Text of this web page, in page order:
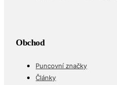
Obchod
Puncovní značky
Články